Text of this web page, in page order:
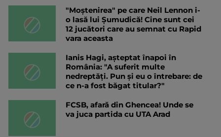
"Moștenirea" pe care Neil Lennon i-
o lasă lui Șumudică! Cine sunt cei
12 jucători care au semnat cu Rapid
vara aceasta
Ianis Hagi, așteptat înapoi în
România: "A suferit multe
nedreptăți. Pun și eu o întrebare: de
ce n-a fost băgat titular?"
FCSB, afară din Ghencea! Unde se
va juca partida cu UTA Arad